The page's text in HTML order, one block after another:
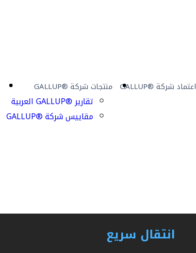
اعتماد شركة ®GALLUP منتجات شركة ®GALLUP
تقارير ®GALLUP العربية
مقاييس شركة ®GALLUP
انتقال سريع